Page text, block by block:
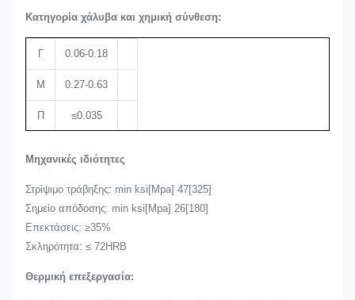
Κατηγορία χάλυβα και χημική σύνθεση:
Γ 0.06-0.18
Μ 0.27-0.63
Π ≤0.035
Μηχανικές ιδιότητες
Στρίψιμο τράβηξης: min ksi[Mpa] 47[325]
Σημείο απόδοσης: min ksi[Mpa] 26[180]
Επεκτάσεις: ≥35%
Σκληρότητα: ≤ 72HRB
Θερμική επεξεργασία: